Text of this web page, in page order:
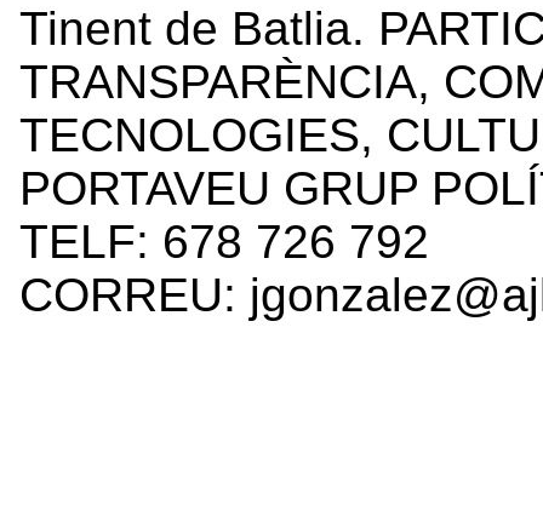
Tinent de Batlia.
TRANSPARÈNCIA,
TECNOLOGIES,
PORTAVEU GRUP
TELF: 678 726 792
CORREU: